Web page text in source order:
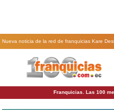
Nueva noticia de la red de franquicias Kare
Franquicias. Las 100